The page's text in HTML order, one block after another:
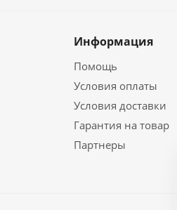
Информация
Помощь
Условия оплаты
Условия доставки
Гарантия на товар
Партнеры